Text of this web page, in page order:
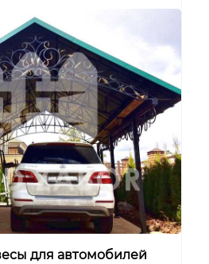
для автомобилей